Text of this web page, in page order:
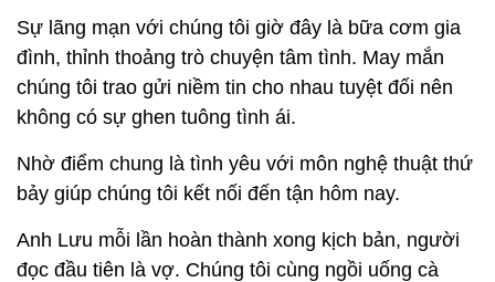
Sự lãng mạn với chúng tôi giờ đây là bữa cơm gia
đình, thỉnh thoảng trò chuyện tâm tình. May mắn
chúng tôi trao gửi niềm tin cho nhau tuyệt đối nên
không có sự ghen tuông tình ái.
Nhờ điểm chung là tình yêu với môn nghệ thuật thứ
bảy giúp chúng tôi kết nối đến tận hôm nay.
Anh Lưu mỗi lần hoàn thành xong kịch bản, người
đọc đầu tiên là vợ. Chúng tôi cùng ngồi uống cà